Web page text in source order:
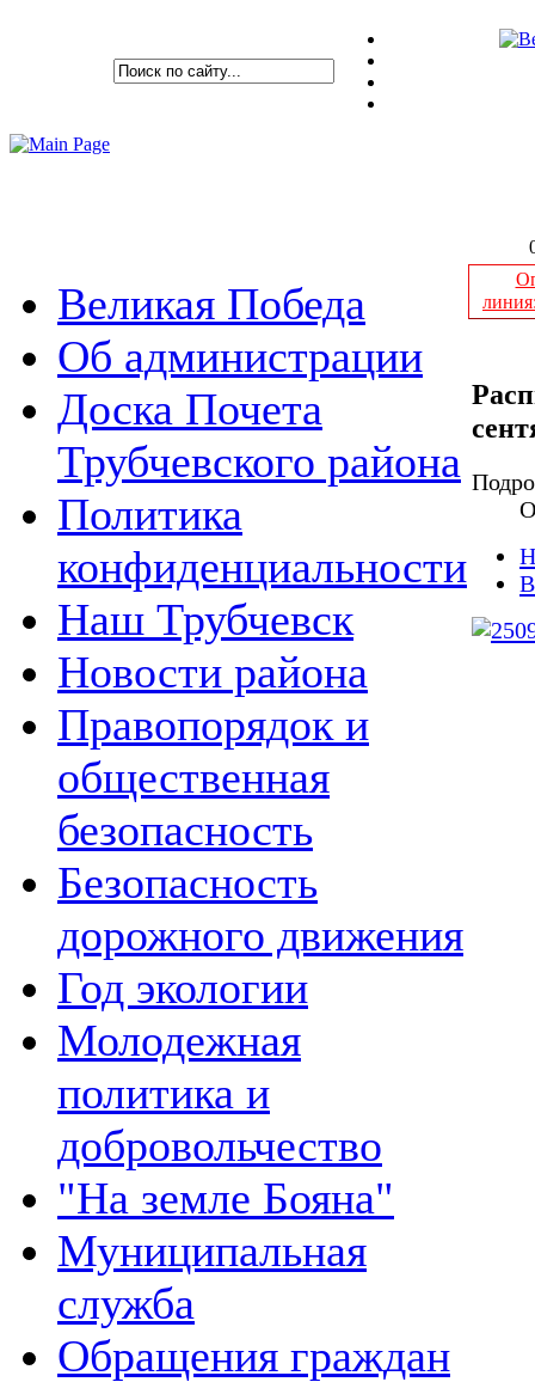
Великая Победа
Об администрации
Доска Почета
Трубчевского района
Политика
конфиденциальности
Наш Трубчевск
Новости района
Правопорядок и
общественная
безопасность
Безопасность
дорожного движения
Год экологии
Молодежная
политика и
добровольчество
"На земле Бояна"
Муниципальная
служба
Обращения граждан